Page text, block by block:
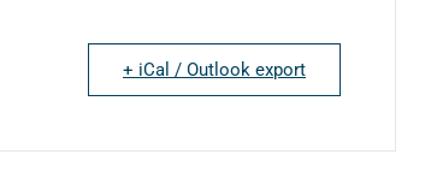
+ iCal / Outlook export